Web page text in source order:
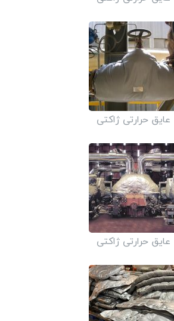
عایق حرارتی ژاکتی
عایق حرارتی ژاکتی